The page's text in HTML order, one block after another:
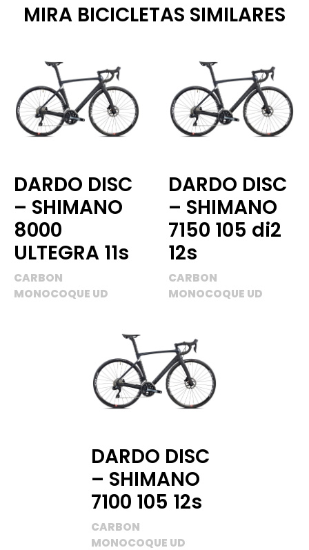
MIRA BICICLETAS SIMILARES
DARDO DISC
– SHIMANO
8000
ULTEGRA 11s
CARBON
MONOCOQUE UD
DARDO DISC
– SHIMANO
7150 105 di2
12s
CARBON
MONOCOQUE UD
DARDO DISC
– SHIMANO
7100 105 12s
CARBON
MONOCOQUE UD